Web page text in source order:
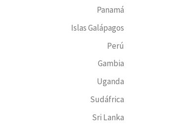
Panamá
Islas Galápagos
Perú
Gambia
Uganda
Sudáfrica
Sri Lanka